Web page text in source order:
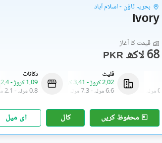
بحریہ ٹاؤن - اسلام آباد
Ivory
قیمت کا آغاز
PKR 68 لاکھ
دکانات
1.09 کروڑ
-2.4 کروڑ
0.8 مرلہ
- 2.1 مرلہ
فلیٹ
2.02 کروڑ
- 3.41 کروڑ
6.6 مرلہ
-7.3 مرلہ 0.5 مرلہ
محفوظ کریں کال ای میل